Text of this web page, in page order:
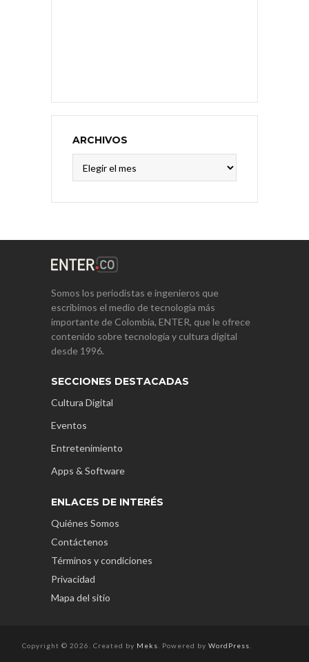
ARCHIVOS
Somos los periodistas e ingenieros que
escribimos el medio de tecnología más
importante de Colombia, ENTER, que le ofrece
contenido sobre tecnología y cultura digital
desde 1996.
SECCIONES DESTACADAS
Cultura Digital
Eventos
Entretenimiento
Apps & Software
ENLACES DE INTERÉS
Quiénes Somos
Contáctenos
Términos y condiciones
Privacidad
Mapa del sitio
Copyright © 2026. Created by Meks . Powered by WordPress